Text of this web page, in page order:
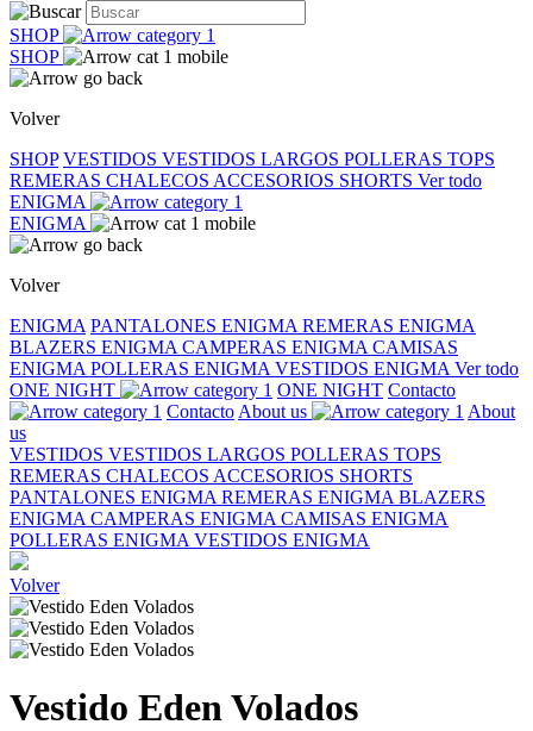
SHOP
SHOP
Volver
SHOP VESTIDOS VESTIDOS LARGOS POLLERAS TOPS
REMERAS CHALECOS ACCESORIOS SHORTS Ver todo
ENIGMA
ENIGMA
Volver
ENIGMA PANTALONES ENIGMA REMERAS ENIGMA
BLAZERS ENIGMA CAMPERAS ENIGMA CAMISAS
ENIGMA POLLERAS ENIGMA VESTIDOS ENIGMA Ver todo
ONE NIGHT
ONE NIGHT Contacto
Contacto About us
About
us
VESTIDOS VESTIDOS LARGOS POLLERAS TOPS
REMERAS CHALECOS ACCESORIOS SHORTS
PANTALONES ENIGMA REMERAS ENIGMA BLAZERS
ENIGMA CAMPERAS ENIGMA CAMISAS ENIGMA
POLLERAS ENIGMA VESTIDOS ENIGMA
Volver
Vestido Eden Volados